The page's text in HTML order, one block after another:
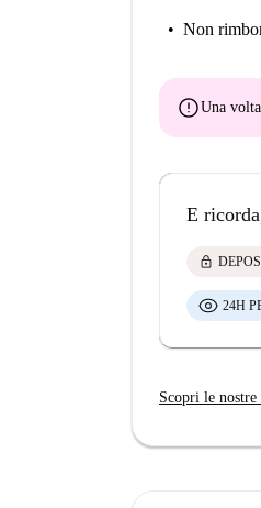
Non
errorUna
E
lock
24H
Scopri le